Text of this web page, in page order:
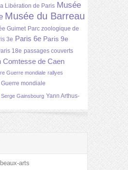
Libération de Paris Musée
Musée du Barreau
Guimet Parc zoologique de
3e Paris 6e Paris 9e
18e passages couverts
Comtesse de Caen
Guerre mondiale rallyes
mondiale
Serge Gainsbourg Yann Arthus-
arts